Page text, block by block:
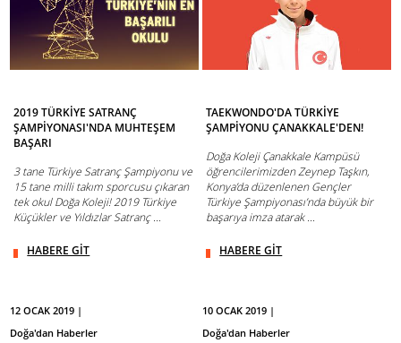
2019 TÜRKİYE SATRANÇ
ŞAMPİYONASI'NDA MUHTEŞEM
BAŞARI
3 tane Türkiye Satranç Şampiyonu ve
15 tane milli takım sporcusu çıkaran
tek okul Doğa Koleji! 2019 Türkiye
Küçükler ve Yıldızlar Satranç ...
HABERE GİT
TAEKWONDO'DA TÜRKİYE
ŞAMPİYONU ÇANAKKALE'DEN!
Doğa Koleji Çanakkale Kampüsü
öğrencilerimizden Zeynep Taşkın,
Konya’da düzenlenen Gençler
Türkiye Şampiyonası’nda büyük bir
başarıya imza atarak ...
HABERE GİT
12 OCAK 2019 |
Doğa'dan Haberler
10 OCAK 2019 |
Doğa'dan Haberler